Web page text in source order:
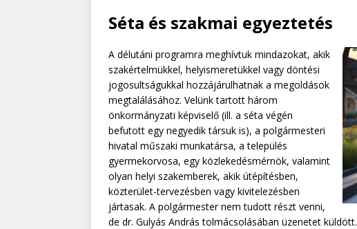
Séta és szakmai egyeztetés
A délutáni programra meghívtuk mindazokat, akik
szakértelmükkel, helyismeretükkel vagy döntési
jogosultságukkal hozzájárulhatnak a megoldások
megtalálásához. Velünk tartott három
önkormányzati képviselő (ill. a séta végén
befutott egy negyedik társuk is), a polgármesteri
hivatal műszaki munkatársa, a település
gyermekorvosa, egy közlekedésmérnök, valamint
olyan helyi szakemberek, akik útépítésben,
közterület-tervezésben vagy kivitelezésben
jártasak. A polgármester nem tudott részt venni,
de dr. Gulyás András tolmácsolásában üzenetet küldött.